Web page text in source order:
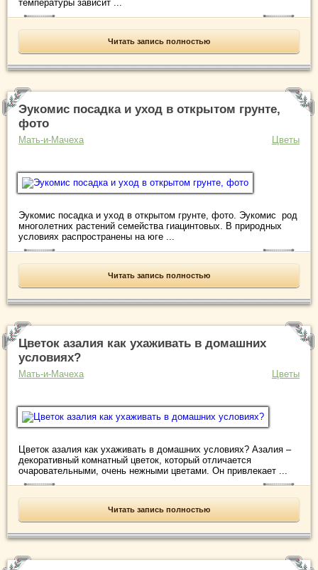
температуры зависит ...
Читать запись полностью
Эукомис посадка и уход в открытом грунте,
фото
Мать-и-Мачеха Цветы
Эукомис посадка и уход в открытом грунте, фото. Эукомис род
многолетних растений семейства гиацинтовых. В природных
условиях распространены на юге ...
Читать запись полностью
Цветок азалия как ухаживать в домашних
условиях?
Мать-и-Мачеха Цветы
Цветок азалия как ухаживать в домашних условиях? Азалия –
декоративный комнатный цветок, который отличается
очаровательными, очень нежными цветами. Он привлекает ...
Читать запись полностью